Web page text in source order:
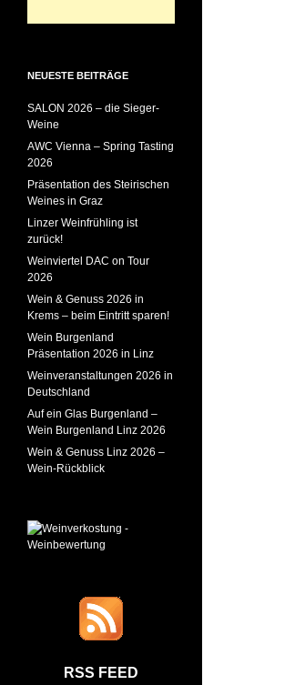
NEUESTE BEITRÄGE
SALON 2026 – die Sieger-
Weine
AWC Vienna – Spring Tasting
2026
Präsentation des Steirischen
Weines in Graz
Linzer Weinfrühling ist
zurück!
Weinviertel DAC on Tour
2026
Wein & Genuss 2026 in
Krems – beim Eintritt sparen!
Wein Burgenland
Präsentation 2026 in Linz
Weinveranstaltungen 2026 in
Deutschland
Auf ein Glas Burgenland –
Wein Burgenland Linz 2026
Wein & Genuss Linz 2026 –
Wein-Rückblick
RSS FEED